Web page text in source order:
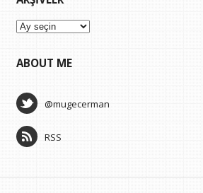
Arşivler
ABOUT ME
@mugecerman
RSS